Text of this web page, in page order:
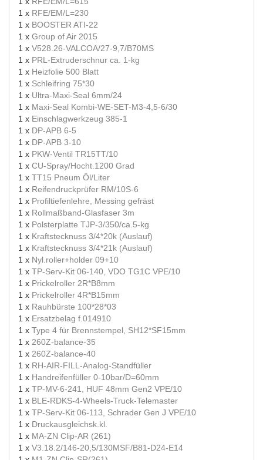
1 x RFE/EM/L=230
1 x BOOSTER ATI-22
1 x Group of Air 2015
1 x V528.26-VALCOA/27-9,7/B70MS
1 x PRL-Extruderschnur ca. 1-kg
1 x Heizfolie 500 Blatt
1 x Schleifring 75*30
1 x Ultra-Maxi-Seal 6mm/24
1 x Maxi-Seal Kombi-WE-SET-M3-4,5-6/30
1 x Einschlagwerkzeug 385-1
1 x DP-APB 6-5
1 x DP-APB 3-10
1 x PKW-Ventil TR15TT/10
1 x CU-Spray/Hocht.1200 Grad
1 x TT15 Pneum Öl/Liter
1 x Reifendruckprüfer RM/10S-6
1 x Profiltiefenlehre, Messing gefräst
1 x Rollmaßband-Glasfaser 3m
1 x Polsterplatte TJP-3/350/ca.5-kg
1 x Kraftstecknuss 3/4*20k (Auslauf)
1 x Kraftstecknuss 3/4*21k (Auslauf)
1 x Nyl.roller+holder 09+10
1 x TP-Serv-Kit 06-140, VDO TG1C VPE/10
1 x Prickelroller 2R*B8mm
1 x Prickelroller 4R*B15mm
1 x Rauhbürste 100*28*03
1 x Ersatzbelag f.014910
1 x Type 4 für Brennstempel, SH12*SF15mm
1 x 260Z-balance-35
1 x 260Z-balance-40
1 x RH-AIR-FILL-Analog-Standfüller
1 x Handreifenfüller 0-10bar/D=60mm
1 x TP-MV-6-241, HUF 48mm Gen2 VPE/10
1 x BLE-RDKS-4-Wheels-Truck-Telemaster
1 x TP-Serv-Kit 06-113, Schrader Gen J VPE/10
1 x Druckausgleichsk.kl.
1 x MA-ZN Clip-AR (261)
1 x V3.18.2/146-20,5/130MSF/B81-D24-E14